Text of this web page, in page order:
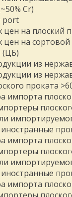
Cr)
port
на плоский
на сортовой
(ЦБ)
из
из
проката
импорта
импорта
импорта